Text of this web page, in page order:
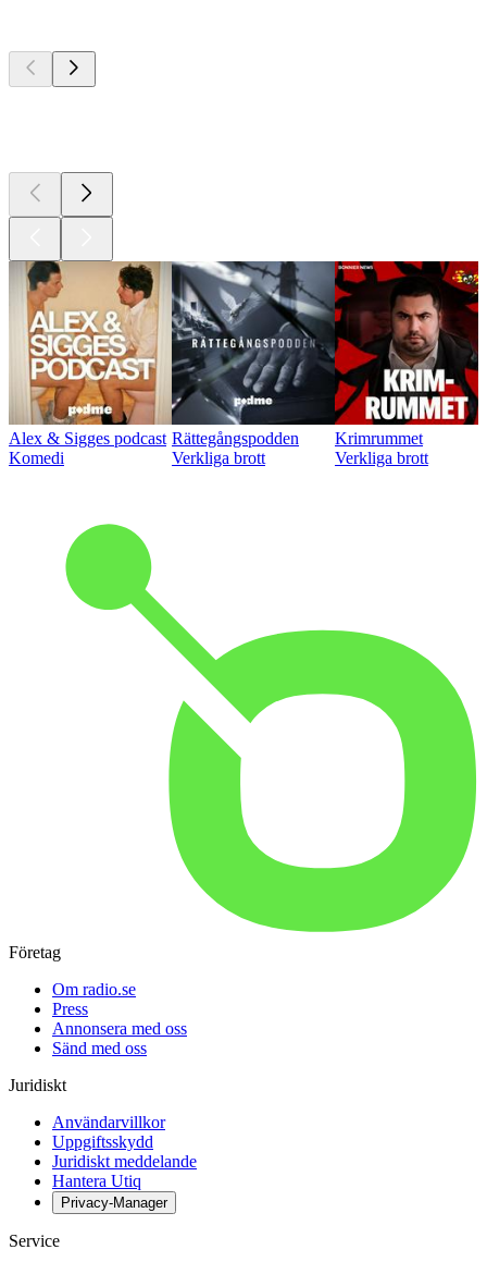
Alex & Sigges podcast
Komedi
Rättegångspodden
Verkliga brott
Krimrummet
Verkliga brott
Företag
Om radio.se
Press
Annonsera med oss
Sänd med oss
Juridiskt
Användarvillkor
Uppgiftsskydd
Juridiskt meddelande
Hantera Utiq
Privacy-Manager
Service